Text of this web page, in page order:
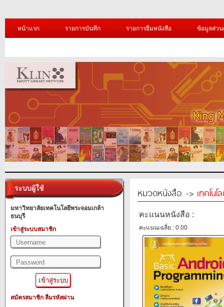
หน้าแรก รายการบันทึก รายการยืมหนังสือ ข้อมูลส่ว
ระบบผู้ใช้
มหาวิทยาลัยเทคโนโลยีพระจอมเกล้า
ธนบุรี
เข้าสู่ระบบสมาชิก
สมัครสมาชิก ลืมรหัสผ่าน
หมวดหนังสือ -> เทคโน
คะแนนหนังสือ :
คะแนนเฉลี่ย : 0.00